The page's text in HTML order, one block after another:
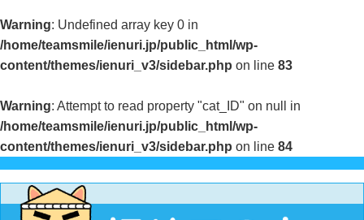
Warning: Undefined array key 0 in
/home/teamsmile/ienuri.jp/public_html/wp-
content/themes/ienuri_v3/sidebar.php on line 83
Warning: Attempt to read property "cat_ID" on null in
/home/teamsmile/ienuri.jp/public_html/wp-
content/themes/ienuri_v3/sidebar.php on line 84